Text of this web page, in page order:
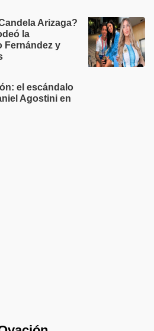
Arizaga?
la
Fernández y
el escándalo
Agostini en